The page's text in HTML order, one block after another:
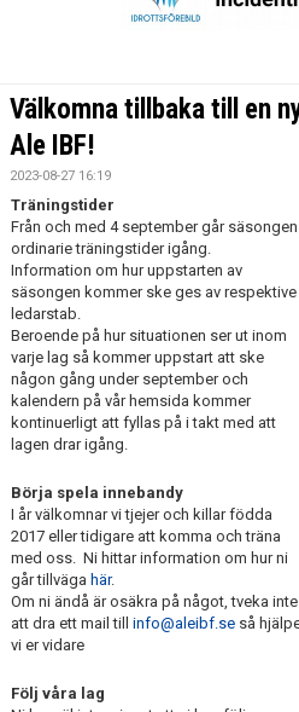
FÖRENINGENS MATCHER
NYHETSARKIV
MEDLEMSKAP
Välkomna tillbaka till en
Ale IBF!
2023-08-27 16:19
Träningstider
Från och med 4 september går
ordinarie träningstider igång.
Information om hur uppstarten av
säsongen kommer ske ges av respektive
ledarstab.
Beroende på hur situationen ser ut inom
varje lag så kommer uppstart att ske
någon gång under september och
kalendern på vår hemsida kommer
kontinuerligt att fyllas på i takt med att
lagen drar igång.
Börja spela innebandy
I år välkomnar vi tjejer och killar födda
2017 eller tidigare att komma och träna
med oss. Ni hittar information om hur ni
går tillväga här.
Om ni ändå är osäkra på något, tveka inte
att dra ett mail till info@aleibf.se så
vi er vidare
Följ våra lag